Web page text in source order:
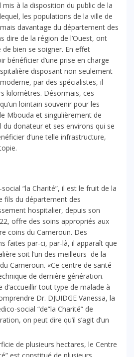
à la disposition du public de la
les populations de la ville de
davantage du département des
dire de la région de l’Ouest, ont
bien se soigner. En effet
bénéficier d’une prise en charge
disposant non seulement
par des spécialistes, il
kilomètres. Désormais, ces
lointain souvenir pour les
Mbouda et singulièrement de
donateur et ses environs qui se
d’une telle infrastructure,
“la Charité”, il est le fruit de la
fils du département des
hospitalier, depuis son
offre des soins appropriés aux
coins du Cameroun. Des
faites par-ci, par-là, il apparaît que
soit l’un des meilleurs de la
Cameroun. «Ce centre de santé
de dernière génération.
tout type de malade à
Dr. DJUIDGE Vanessa, la
social “de”la Charité” de
on peut dire qu’il s’agit d’un
de plusieurs hectares, le Centre